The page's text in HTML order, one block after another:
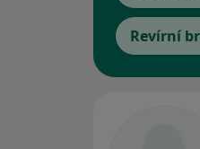
Revírní